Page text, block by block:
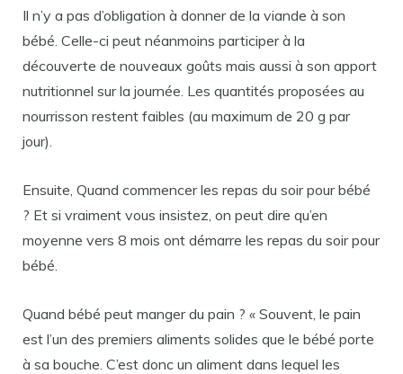
Il n’y a pas d’obligation à donner de la viande à son
bébé. Celle-ci peut néanmoins participer à la
découverte de nouveaux goûts mais aussi à son apport
nutritionnel sur la journée. Les quantités proposées au
nourrisson restent faibles (au maximum de 20 g par
jour).
Ensuite, Quand commencer les repas du soir pour bébé
? Et si vraiment vous insistez, on peut dire qu’en
moyenne vers 8 mois ont démarre les repas du soir pour
bébé.
Quand bébé peut manger du pain ? « Souvent, le pain
est l’un des premiers aliments solides que le bébé porte
à sa bouche. C’est donc un aliment dans lequel les